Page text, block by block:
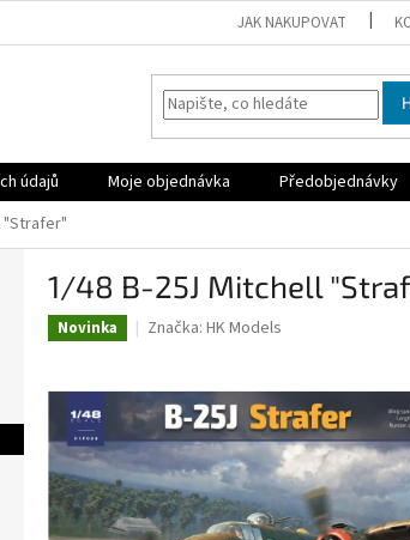
JAK NAKUPOVAT
údajů Moje objednávka Předobjednávky
"Strafer"
1/48 B-25J Mitchell
Novinka Značka: HK Models